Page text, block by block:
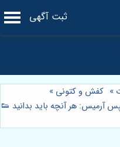
ثبت آگهی
» کفش و کتونی »
آرمیس: هر آنچه باید بدانید 👟